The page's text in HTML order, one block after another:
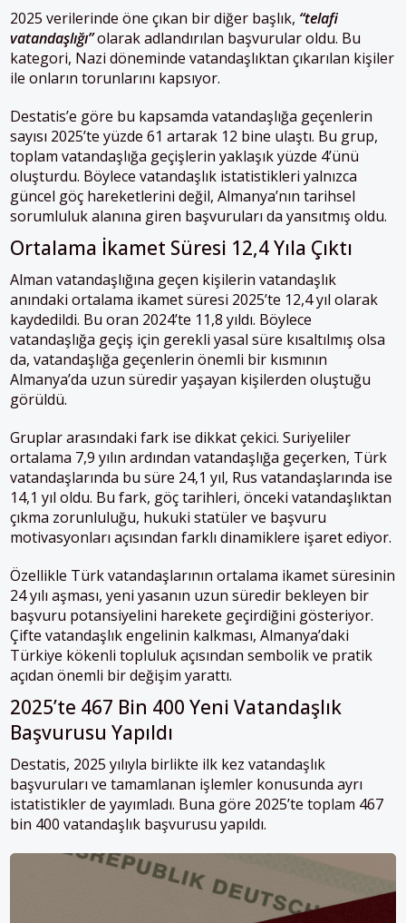
2025 verilerinde öne çıkan bir diğer başlık, “telafi
vatandaşlığı”olarak adlandırılan başvurular oldu. Bu
kategori, Nazi döneminde vatandaşlıktan çıkarılan kişiler
ile onların torunlarını kapsıyor.
Destatis’e göre bu kapsamda vatandaşlığa geçenlerin
sayısı 2025’te yüzde 61 artarak 12 bine ulaştı. Bu grup,
toplam vatandaşlığa geçişlerin yaklaşık yüzde 4’ünü
oluşturdu. Böylece vatandaşlık istatistikleri yalnızca
güncel göç hareketlerini değil, Almanya’nın tarihsel
sorumluluk alanına giren başvuruları da yansıtmış oldu.
Ortalama İkamet Süresi 12,4 Yıla Çıktı
Alman vatandaşlığına geçen kişilerin vatandaşlık
anındaki ortalama ikamet süresi 2025’te 12,4 yıl olarak
kaydedildi. Bu oran 2024’te 11,8 yıldı. Böylece
vatandaşlığa geçiş için gerekli yasal süre kısaltılmış olsa
da, vatandaşlığa geçenlerin önemli bir kısmının
Almanya’da uzun süredir yaşayan kişilerden oluştuğu
görüldü.
Gruplar arasındaki fark ise dikkat çekici. Suriyeliler
ortalama 7,9 yılın ardından vatandaşlığa geçerken, Türk
vatandaşlarında bu süre 24,1 yıl, Rus vatandaşlarında ise
14,1 yıl oldu. Bu fark, göç tarihleri, önceki vatandaşlıktan
çıkma zorunluluğu, hukuki statüler ve başvuru
motivasyonları açısından farklı dinamiklere işaret ediyor.
Özellikle Türk vatandaşlarının ortalama ikamet süresinin
24 yılı aşması, yeni yasanın uzun süredir bekleyen bir
başvuru potansiyelini harekete geçirdiğini gösteriyor.
Çifte vatandaşlık engelinin kalkması, Almanya’daki
Türkiye kökenli topluluk açısından sembolik ve pratik
açıdan önemli bir değişim yarattı.
2025’te 467 Bin 400 Yeni Vatandaşlık
Başvurusu Yapıldı
Destatis, 2025 yılıyla birlikte ilk kez vatandaşlık
başvuruları ve tamamlanan işlemler konusunda ayrı
istatistikler de yayımladı. Buna göre 2025’te toplam 467
bin 400 vatandaşlık başvurusu yapıldı.